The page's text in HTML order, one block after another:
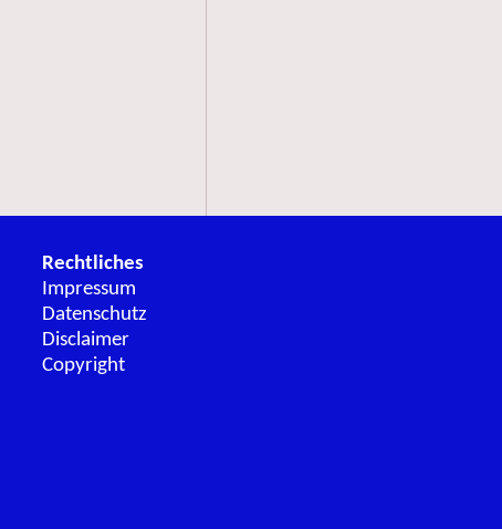
Rechtliches
Impressum
Datenschutz
Disclaimer
Copyright